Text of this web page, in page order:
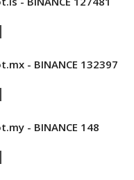
- BINANCE 132397
- BINANCE 148